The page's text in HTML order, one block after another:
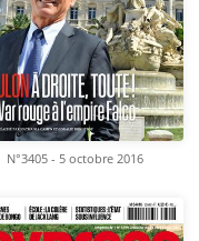
N°3405 - 5 octobre 2016